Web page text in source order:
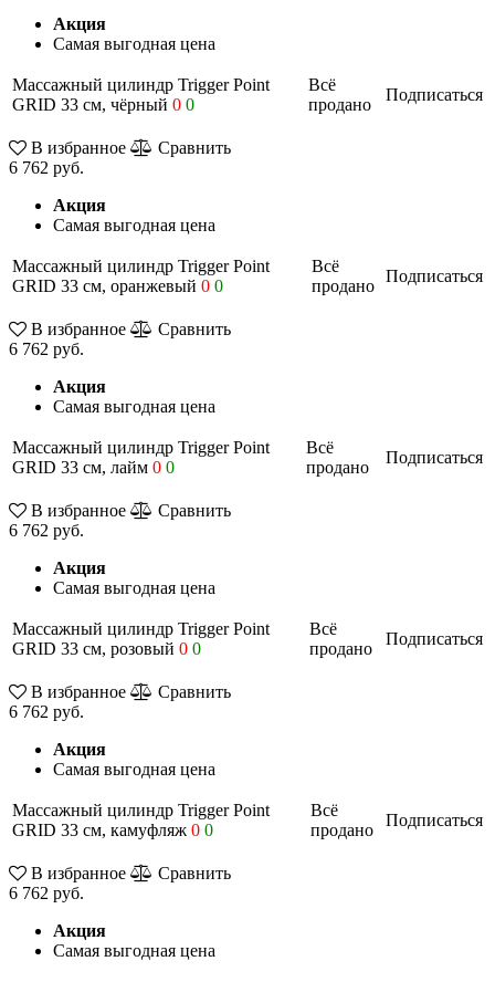
Акция
Самая выгодная цена
Массажный цилиндр Trigger Point
GRID 33 см, чёрный 0 0
Всё
продано
Подписаться
В избранное
Сравнить
6 762 руб.
Акция
Самая выгодная цена
Массажный цилиндр Trigger Point
GRID 33 см, оранжевый 0 0
Всё
продано
Подписаться
В избранное
Сравнить
6 762 руб.
Акция
Самая выгодная цена
Массажный цилиндр Trigger Point
GRID 33 см, лайм 0 0
Всё
продано
Подписаться
В избранное
Сравнить
6 762 руб.
Акция
Самая выгодная цена
Массажный цилиндр Trigger Point
GRID 33 см, розовый 0 0
Всё
продано
Подписаться
В избранное
Сравнить
6 762 руб.
Акция
Самая выгодная цена
Массажный цилиндр Trigger Point
GRID 33 см, камуфляж 0 0
Всё
продано
Подписаться
В избранное
Сравнить
6 762 руб.
Акция
Самая выгодная цена